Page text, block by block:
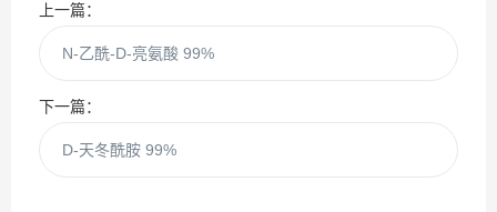
上一篇：
N-乙酰-D-亮氨酸 99%
下一篇：
D-天冬酰胺 99%